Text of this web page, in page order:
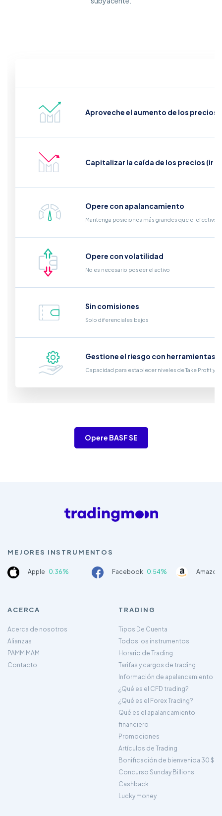
Aproveche el aumento de los precios
Capitalizar la caída de los precios (ir
Opere con apalancamiento
Mantenga posiciones más grandes que el efectivo
Opere con volatilidad
No es necesario poseer el activo
Sin comisiones
Solo diferenciales bajos
Gestione el riesgo con herramientas
Capacidad para establecer niveles de Take Profit y
Opere BASF SE
MEJORES INSTRUMENTOS
Apple 0.36% Facebook 0.54%
ACERCA
Acerca de nosotros
Alianzas
PAMM MAM
Contacto
TRADING
Tipos De Cuenta
Todos los instrumentos
Horario de Trading
Tarifas y cargos de trading
Información de apalancamiento
¿Qué es el CFD trading?
¿Qué es el Forex Trading?
Qué es el apalancamiento
financiero
Promociones
Artículos de Trading
Bonificación de bienvenida 30 $
Concurso Sunday Billions
Cashback
Lucky money